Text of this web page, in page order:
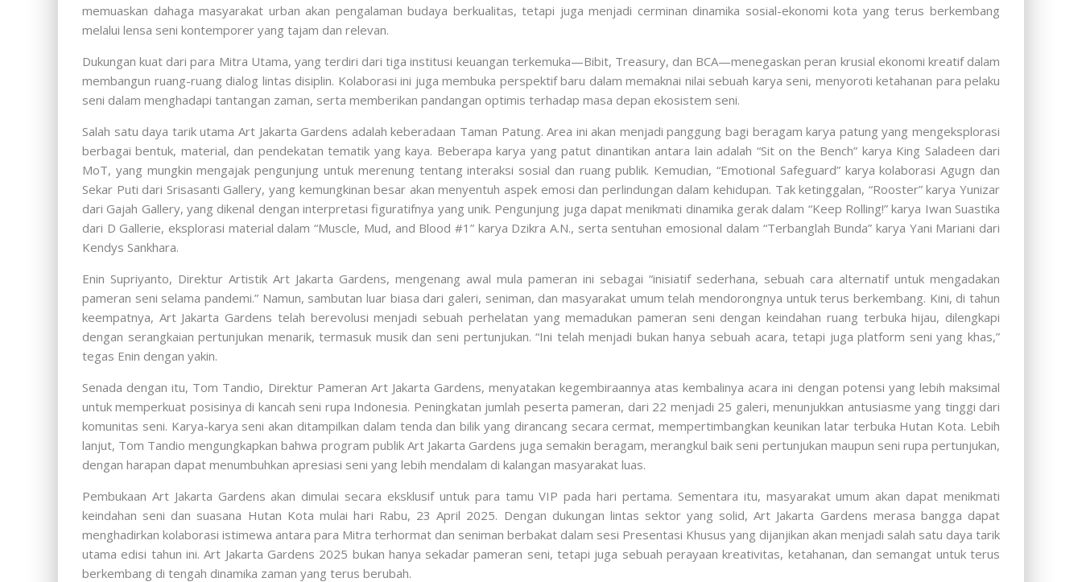
memuaskan dahaga masyarakat urban akan pengalaman budaya berkualitas, tetapi juga menjadi cerminan dinamika sosial-ekonomi kota yang terus berkembang
melalui lensa seni kontemporer yang tajam dan relevan.
Dukungan kuat dari para Mitra Utama, yang terdiri dari tiga institusi keuangan terkemuka—Bibit, Treasury, dan BCA—menegaskan peran krusial ekonomi kreatif dalam
membangun ruang-ruang dialog lintas disiplin. Kolaborasi ini juga membuka perspektif baru dalam memaknai nilai sebuah karya seni, menyoroti ketahanan para pelaku
seni dalam menghadapi tantangan zaman, serta memberikan pandangan optimis terhadap masa depan ekosistem seni.
Salah satu daya tarik utama Art Jakarta Gardens adalah keberadaan Taman Patung. Area ini akan menjadi panggung bagi beragam karya patung yang mengeksplorasi
berbagai bentuk, material, dan pendekatan tematik yang kaya. Beberapa karya yang patut dinantikan antara lain adalah “Sit on the Bench” karya King Saladeen dari
MoT, yang mungkin mengajak pengunjung untuk merenung tentang interaksi sosial dan ruang publik. Kemudian, “Emotional Safeguard” karya kolaborasi Agugn dan
Sekar Puti dari Srisasanti Gallery, yang kemungkinan besar akan menyentuh aspek emosi dan perlindungan dalam kehidupan. Tak ketinggalan, “Rooster” karya Yunizar
dari Gajah Gallery, yang dikenal dengan interpretasi figuratifnya yang unik. Pengunjung juga dapat menikmati dinamika gerak dalam “Keep Rolling!” karya Iwan Suastika
dari D Gallerie, eksplorasi material dalam “Muscle, Mud, and Blood #1” karya Dzikra A.N., serta sentuhan emosional dalam “Terbanglah Bunda” karya Yani Mariani dari
Kendys Sankhara.
Enin Supriyanto, Direktur Artistik Art Jakarta Gardens, mengenang awal mula pameran ini sebagai “inisiatif sederhana, sebuah cara alternatif untuk mengadakan
pameran seni selama pandemi.” Namun, sambutan luar biasa dari galeri, seniman, dan masyarakat umum telah mendorongnya untuk terus berkembang. Kini, di tahun
keempatnya, Art Jakarta Gardens telah berevolusi menjadi sebuah perhelatan yang memadukan pameran seni dengan keindahan ruang terbuka hijau, dilengkapi
dengan serangkaian pertunjukan menarik, termasuk musik dan seni pertunjukan. “Ini telah menjadi bukan hanya sebuah acara, tetapi juga platform seni yang khas,”
tegas Enin dengan yakin.
Senada dengan itu, Tom Tandio, Direktur Pameran Art Jakarta Gardens, menyatakan kegembiraannya atas kembalinya acara ini dengan potensi yang lebih maksimal
untuk memperkuat posisinya di kancah seni rupa Indonesia. Peningkatan jumlah peserta pameran, dari 22 menjadi 25 galeri, menunjukkan antusiasme yang tinggi dari
komunitas seni. Karya-karya seni akan ditampilkan dalam tenda dan bilik yang dirancang secara cermat, mempertimbangkan keunikan latar terbuka Hutan Kota. Lebih
lanjut, Tom Tandio mengungkapkan bahwa program publik Art Jakarta Gardens juga semakin beragam, merangkul baik seni pertunjukan maupun seni rupa pertunjukan,
dengan harapan dapat menumbuhkan apresiasi seni yang lebih mendalam di kalangan masyarakat luas.
Pembukaan Art Jakarta Gardens akan dimulai secara eksklusif untuk para tamu VIP pada hari pertama. Sementara itu, masyarakat umum akan dapat menikmati
keindahan seni dan suasana Hutan Kota mulai hari Rabu, 23 April 2025. Dengan dukungan lintas sektor yang solid, Art Jakarta Gardens merasa bangga dapat
menghadirkan kolaborasi istimewa antara para Mitra terhormat dan seniman berbakat dalam sesi Presentasi Khusus yang dijanjikan akan menjadi salah satu daya tarik
utama edisi tahun ini. Art Jakarta Gardens 2025 bukan hanya sekadar pameran seni, tetapi juga sebuah perayaan kreativitas, ketahanan, dan semangat untuk terus
berkembang di tengah dinamika zaman yang terus berubah.